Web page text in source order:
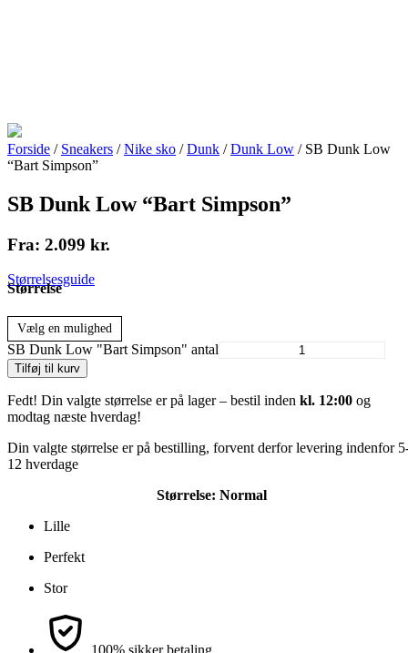
Forside / Sneakers /Nike sko /Dunk /Dunk Low / SB Dunk Low
“Bart Simpson”
SB Dunk Low “Bart Simpson”
Fra: 2.099 kr.
Størrelsesguide
Størrelse
Vælg en mulighed
SB Dunk Low "Bart Simpson" antal
Tilføj til kurv
Fedt! Din valgte størrelse er på lager – bestil inden kl. 12:00 og
modtag næste hverdag!
Din valgte størrelse er på bestilling, forvent derfor levering indenfor
12 hverdage
Størrelse: Normal
Lille
Perfekt
Stor